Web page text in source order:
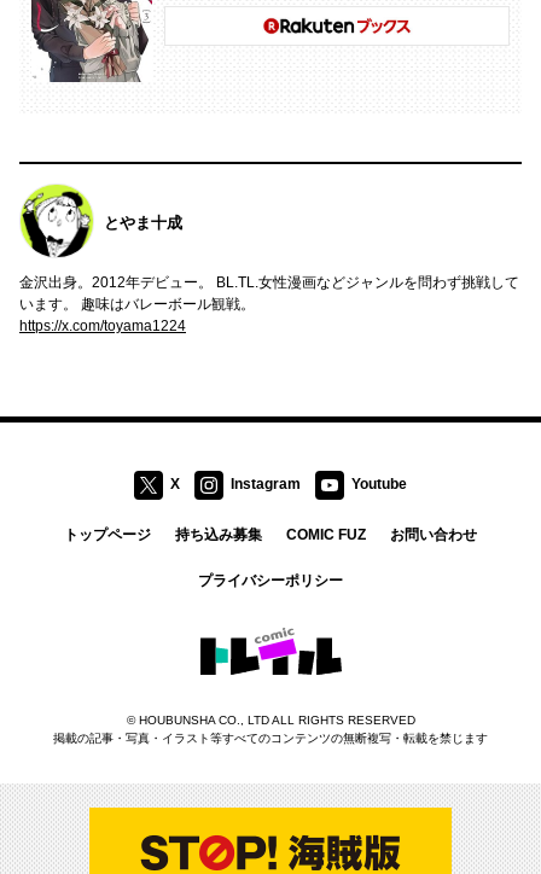
とやま十成
金沢出身。2012年デビュー。 BL.TL.女性漫画などジャンルを問わず挑戦して
います。 趣味はバレーボール観戦。
https://x.com/toyama1224
X Instagram Youtube
トップページ 持ち込み募集 COMIC FUZ お問い合わせ
プライバシーポリシー
コミックトレイル
©HOUBUNSHA CO., LTDALL RIGHTS RESERVED
掲載の記事・写真・イラスト等すべてのコンテンツの無断複写・転載を禁じます